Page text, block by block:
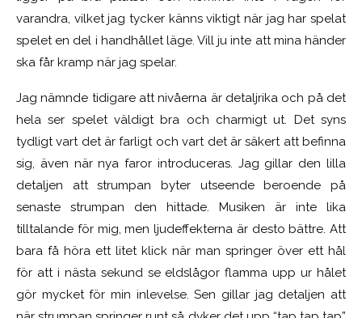
varandra, vilket jag tycker känns viktigt när jag har spelat
spelet en del i handhållet läge. Vill ju inte att mina händer
ska får kramp när jag spelar.
Jag nämnde tidigare att nivåerna är detaljrika och på det
hela ser spelet väldigt bra och charmigt ut. Det syns
tydligt vart det är farligt och vart det är säkert att befinna
sig, även när nya faror introduceras. Jag gillar den lilla
detaljen att strumpan byter utseende beroende på
senaste strumpan den hittade. Musiken är inte lika
tilltalande för mig, men ljudeffekterna är desto bättre. Att
bara få höra ett litet klick när man springer över ett hål
för att i nästa sekund se eldslågor flamma upp ur hålet
gör mycket för min inlevelse. Sen gillar jag detaljen att